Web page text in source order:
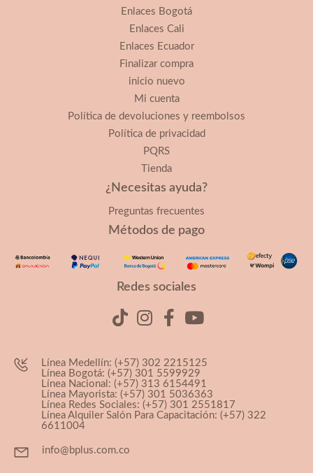
Enlaces Bogotá
Enlaces Cali
Enlaces Ecuador
Finalizar compra
inicio nuevo
Mi cuenta
Política de devoluciones y reembolsos
Política de privacidad
PQRS
Tienda
¿Necesitas ayuda?
Preguntas frecuentes
Métodos de pago
Redes sociales
Línea Medellín: (+57) 302 2215125
Línea Bogotá: (+57) 301 5599929
Línea Nacional: (+57) 313 6154491
Línea Mayorista: (+57) 301 5036363
Línea Redes Sociales: (+57) 301 2551817
Línea Alquiler Salón Para Capacitación: (+57) 322
6611004
info@bplus.com.co